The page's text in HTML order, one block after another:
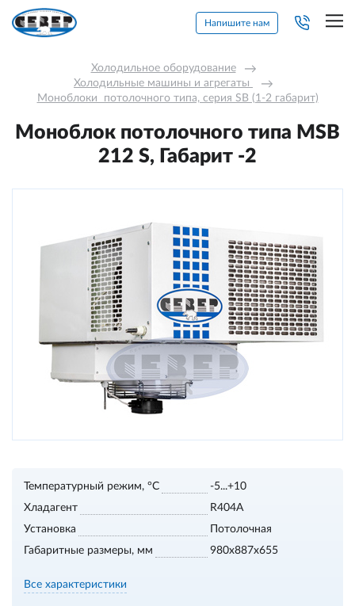
Напишите нам
Холодильное оборудование →
Холодильные машины и агрегаты →
Моноблоки  потолочного типа, серия SB (1-2 габарит)
Моноблок потолочного типа MSB
212 S, Габарит -2
Температурный режим, °С
-5...+10
Хладагент
R404A
Установка
Потолочная
Габаритные размеры, мм
980х887х655
Все характеристики